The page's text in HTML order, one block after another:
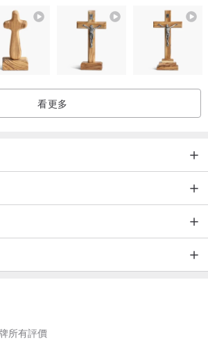
放於尺上，測量戒指內徑(A)，再比對表格即
較大者,請特別註明並測量關節的尺寸。
的話，請以關節尺寸為主。一般人左右手，
看更多
所有評價